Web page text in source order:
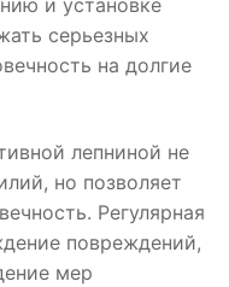
серьезных
на долгие
лепниной не
но позволяет
Регулярная
повреждений,
мер